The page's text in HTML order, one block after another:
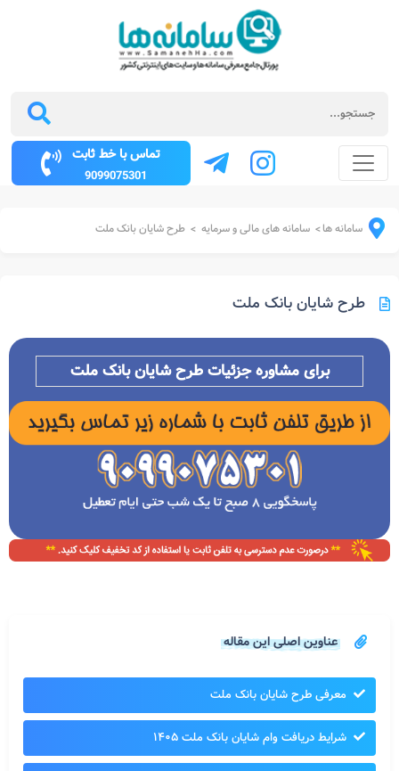
تماس با خط ثابت
9099075301
سامانه ها> سامانه های مالی و سرمایه > طرح شایان بانک ملت
طرح شایان بانک ملت
برای مشاوره جزئیات طرح شایان بانک ملت
عناوین اصلی این مقاله
معرفی طرح شایان بانک ملت
شرایط دریافت وام شایان بانک ملت ۱۴۰۵